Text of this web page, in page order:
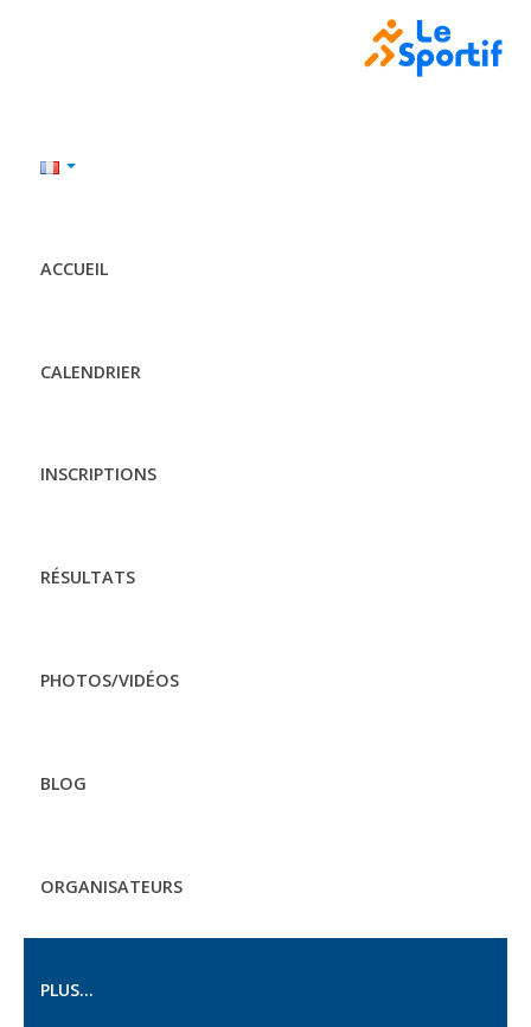
ACCUEIL
CALENDRIER
INSCRIPTIONS
RÉSULTATS
PHOTOS/VIDÉOS
BLOG
ORGANISATEURS
PLUS...